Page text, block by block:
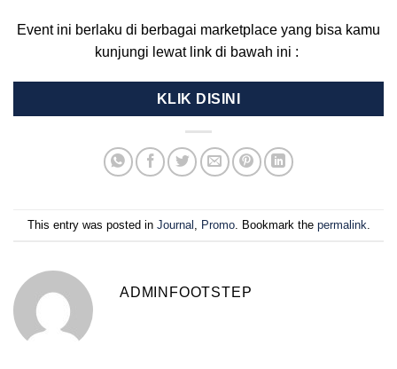
Event ini berlaku di berbagai marketplace yang bisa kamu
kunjungi lewat link di bawah ini :
KLIK DISINI
This entry was posted in Journal Promo. Bookmark the permalink
ADMINFOOTSTEP